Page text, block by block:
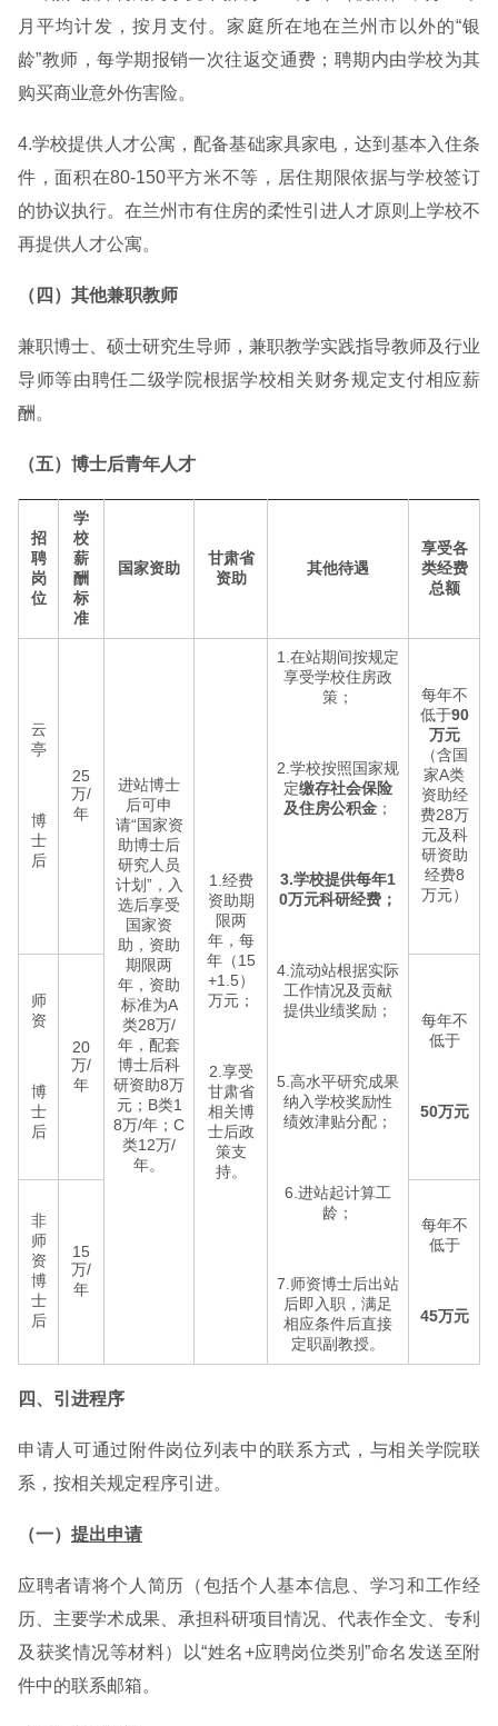
月平均计发，按月支付。家庭所在地在兰州市以外的“银
龄”教师，每学期报销一次往返交通费；聘期内由学校为其
购买商业意外伤害险。
4.学校提供人才公寓，配备基础家具家电，达到基本入住条
件，面积在80-150平方米不等，居住期限依据与学校签订
的协议执行。在兰州市有住房的柔性引进人才原则上学校不
再提供人才公寓。
（四）其他兼职教师
兼职博士、硕士研究生导师，兼职教学实践指导教师及行业
导师等由聘任二级学院根据学校相关财务规定支付相应薪
酬。
（五）博士后青年人才
招
聘
岗
位
学
校
薪
酬
标
准
国家资助
甘肃省
资助
其他待遇
享受各
类经费
总额
云
亭
博
士
后
25
万/
年
进站博士
后可申
请“国家资
助博士后
研究人员
计划”，入
选后享受
国家资
助，资助
期限两
年，资助
标准为A
类28万/
年，配套
博士后科
研资助8万
元；B类1
8万/年；C
类12万/
年。
1.经费
资助期
限两
年，每
年（15
+1.5）
万元；
2.享受
甘肃省
相关博
士后政
策支
持。
1.在站期间按规定
享受学校住房政
策；
2.学校按照国家规
定缴存社会保险
及住房公积金 ；
3.学校提供每年1
0万元科研经费；
4.流动站根据实际
工作情况及贡献
提供业绩奖励；
5.高水平研究成果
纳入学校奖励性
绩效津贴分配；
6.进站起计算工
龄；
7.师资博士后出站
后即入职，满足
相应条件后直接
定职副教授。
每年不
低于90
万元
（含国
家A类
资助经
费28万
元及科
研资助
经费8
万元）
师
资
博
士
后
20
万/
年
每年不
低于
50万元
非
师
资
博
士
后
15
万/
年
每年不
低于
45万元
四、引进程序
申请人可通过附件岗位列表中的联系方式，与相关学院联
系，按相关规定程序引进。
（一） 提出申请
应聘者请将个人简历（包括个人基本信息、学习和工作经
历、主要学术成果、承担科研项目情况、代表作全文、专利
及获奖情况等材料）以“姓名+应聘岗位类别”命名发送至附
件中的联系邮箱。